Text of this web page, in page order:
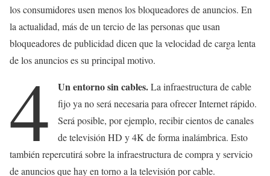
los consumidores usen menos los bloqueadores de anuncios. En
la actualidad, más de un tercio de las personas que usan
bloqueadores de publicidad dicen que la velocidad de carga lenta
de los anuncios es su principal motivo.
4 Un entorno sin cables.La infraestructura de cable
fijo ya no será necesaria para ofrecer Internet rápido.
Será posible, por ejemplo, recibir cientos de canales
de televisión HD y 4K de forma inalámbrica. Esto
también repercutirá sobre la infraestructura de compra y servicio
de anuncios que hay en torno a la televisión por cable.